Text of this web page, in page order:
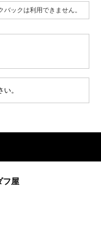
バックは利用できません。
い。
フ屋